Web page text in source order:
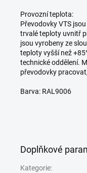
Provozní teplota:
Převodovky VTS
trvalé teploty uvnitř
jsou vyrobeny ze
teploty vyšší než
technické oddělení.
převodovky pracovat,
Barva: RAL9006
Doplňkové
Kategorie: